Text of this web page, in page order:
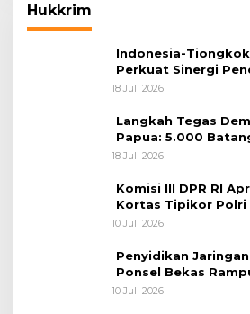
Hukkrim
Indonesia-
Perkuat Sinergi
Lintas Negara
18 Juli 2026
Langkah Tegas
Papua: 5.000
Diungkap Koops TNI
18 Juli 2026
Komisi III DPR RI
Kortas Tipikor Polri
Korupsi Batu Bara
10 Juli 2026
Penyidikan
Ponsel Bekas
Tersangka Sudah P-
10 Juli 2026